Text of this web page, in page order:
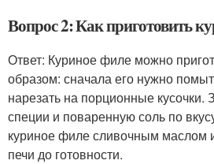
Вопрос 2: Как приготовить
Ответ: Куриное филе можно
образом: сначала его нужно
нарезать на порционные кусочки.
специи и поваренную соль по
куриное филе сливочным маслом
печи до готовности.